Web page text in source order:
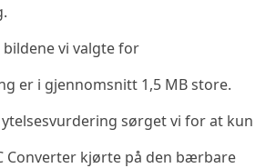
bildene vi valgte for
er i gjennomsnitt 1,5 MB store.
sørget vi for at kun
Converter kjørte på den bærbare